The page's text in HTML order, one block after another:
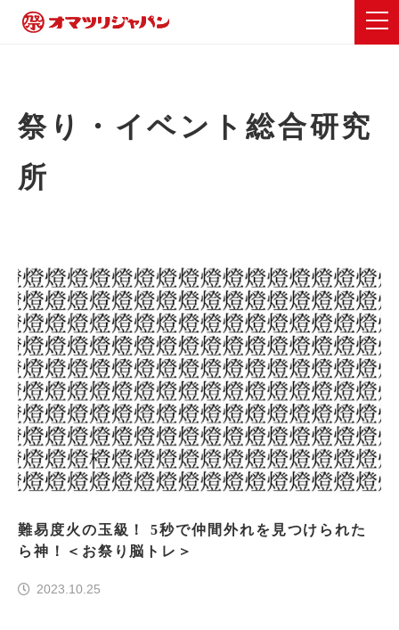
祭り・イベント総合研究
所
難易度火の玉級！ 5秒で仲間外れを見つけられた
ら神！＜お祭り脳トレ＞
2023.10.25